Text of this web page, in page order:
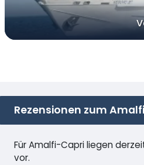
Rezensionen zum
Für Amalfi-Capri liegen
vor.